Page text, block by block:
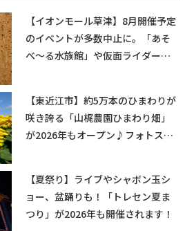
【イオンモール草津】8月開催予定
のイベントが多数中止に。「あそ
べ〜る水族館」や仮面ライダーシ
【東近江市】約5万本のひまわりが
咲き誇る「山梶農園ひまわり畑」
が2026年もオープン♪フォトスポ
【夏祭り】ライブやシャボン玉シ
ョー、盆踊りも！「トレセン夏ま
つり」が2026年も開催されます！